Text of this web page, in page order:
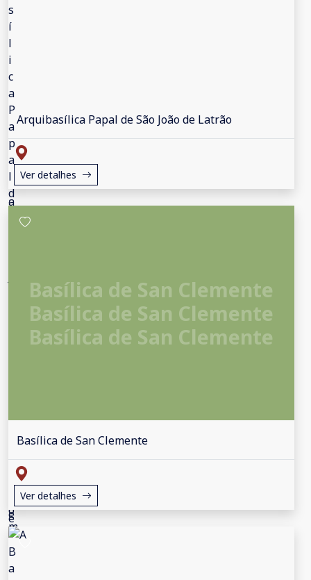
Arquibasílica Papal de São João de Latrão
Ver detalhes
Basílica de San Clemente
Basílica de San Clemente
Basílica de San Clemente
Basílica de San Clemente
Ver detalhes